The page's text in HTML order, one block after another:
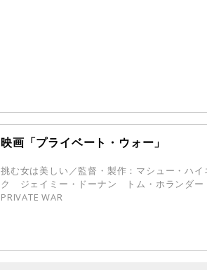
映画「プライベート・ウォー」
挑む女は美しい／監督・製作：マシュー・ハ
ク ジェイミー・ドーナン トム・ホランダ
PRIVATE WAR